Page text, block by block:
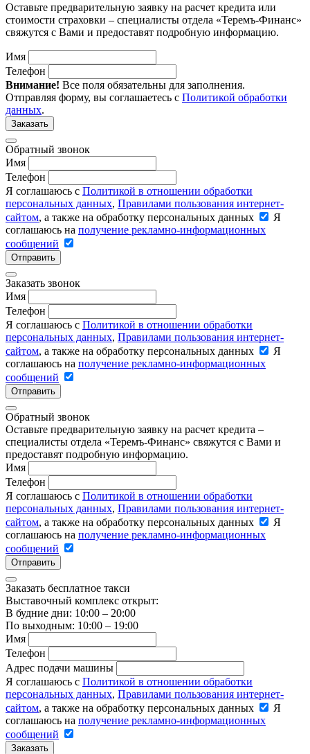
Оставьте предварительную заявку на расчет кредита или
стоимости страховки – специалисты отдела «Теремъ-Финанс»
свяжутся с Вами и предоставят подробную информацию.
Имя
Телефон
Внимание! Все поля обязательны для заполнения.
Отправляя форму, вы соглашаетесь с Политикой обработки
данных.
Заказать
Обратный звонок
Имя
Телефон
Я соглашаюсь с Политикой в отношении обработки
персональных данных, Правилами пользования интернет-
сайтом, а также на обработку персональных данных
Я
соглашаюсь на получение рекламно-информационных
сообщений
Отправить
Заказать звонок
Имя
Телефон
Я соглашаюсь с Политикой в отношении обработки
персональных данных, Правилами пользования интернет-
сайтом, а также на обработку персональных данных
Я
соглашаюсь на получение рекламно-информационных
сообщений
Отправить
Обратный звонок
Оставьте предварительную заявку на расчет кредита –
специалисты отдела «Теремъ-Финанс» свяжутся с Вами и
предоставят подробную информацию.
Имя
Телефон
Я соглашаюсь с Политикой в отношении обработки
персональных данных, Правилами пользования интернет-
сайтом, а также на обработку персональных данных
Я
соглашаюсь на получение рекламно-информационных
сообщений
Отправить
Заказать бесплатное такси
Выставочный комплекс открыт:
В будние дни: 10:00 – 20:00
По выходным: 10:00 – 19:00
Имя
Телефон
Адрес подачи машины
Я соглашаюсь с Политикой в отношении обработки
персональных данных, Правилами пользования интернет-
сайтом, а также на обработку персональных данных
Я
соглашаюсь на получение рекламно-информационных
сообщений
Заказать